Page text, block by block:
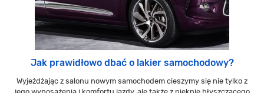
Jak prawidłowo dbać o lakier samochodowy?
Wyjeżdżając z salonu nowym samochodem cieszymy się nie tylko z